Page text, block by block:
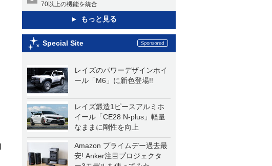
70以上の機能を統合
もっと見る
Special Site
レイズのパワーデザインホイ
ール「M6」に新色登場!!
レイズ鍛造1ピースアルミホ
イール「CE28 N-plus」軽量
なままに剛性を向上
Amazon プライムデー過去最
安! Anker注目プロジェクタ